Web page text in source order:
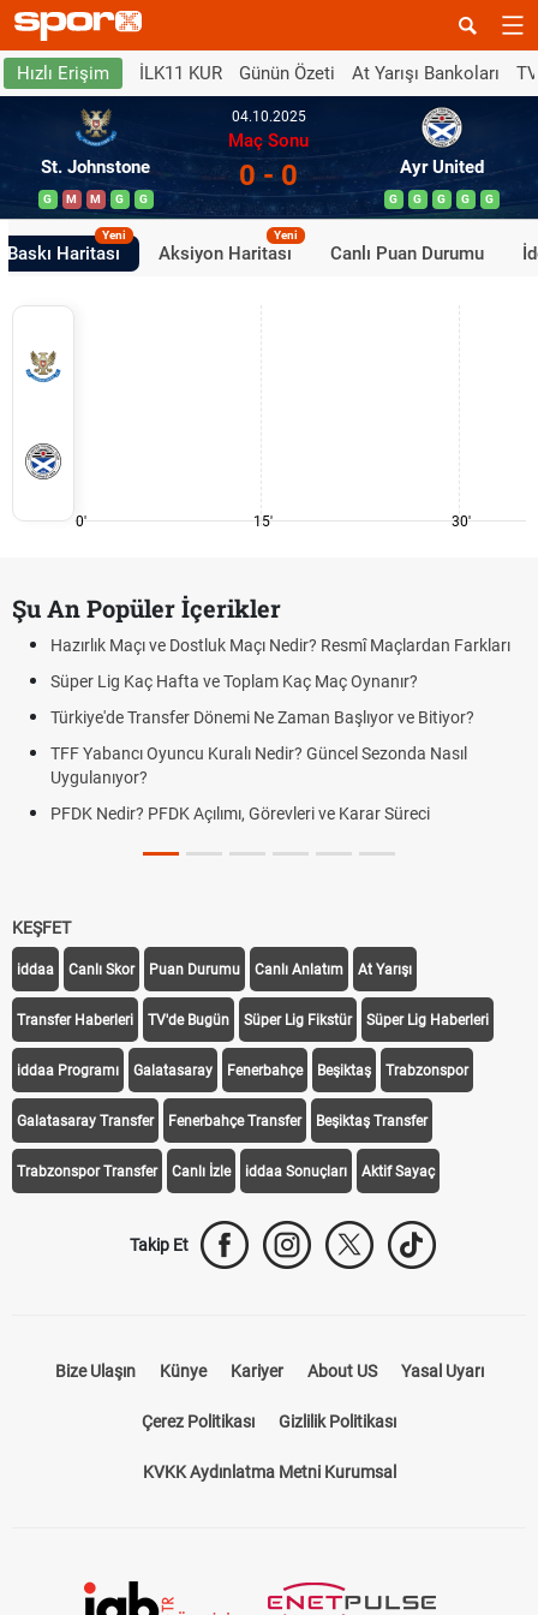
Hızlı Erişim İLK11 KUR Günün Özeti At Yarışı Bankoları
St. Johnstone
G M M G G
04.10.2025
Maç Sonu
0 - 0 Ayr United
G G G G G
Baskı Haritası
Yeni
Aksiyon Haritası
Yeni
Canlı Puan Durumu
0' 15' 30'
Şu An Popüler İçerikler
Hazırlık Maçı ve Dostluk Maçı Nedir? Resmî Maçlardan Farkları
Süper Lig Kaç Hafta ve Toplam Kaç Maç Oynanır?
Türkiye'de Transfer Dönemi Ne Zaman Başlıyor ve Bitiyor?
TFF Yabancı Oyuncu Kuralı Nedir? Güncel Sezonda Nasıl
Uygulanıyor?
PFDK Nedir? PFDK Açılımı, Görevleri ve Karar Süreci
KEŞFET
iddaa Canlı Skor Puan Durumu Canlı Anlatım At Yarışı
Transfer Haberleri TV'de Bugün Süper Lig Fikstür Süper Lig Haberleri
iddaa Programı Galatasaray Fenerbahçe Beşiktaş Trabzonspor
Galatasaray Transfer Fenerbahçe Transfer Beşiktaş Transfer
Trabzonspor Transfer Canlı İzle iddaa Sonuçları Aktif Sayaç
Takip Et
Bize Ulaşın Künye Kariyer About US Yasal Uyarı
Çerez Politikası Gizlilik Politikası
KVKK Aydınlatma Metni Kurumsal